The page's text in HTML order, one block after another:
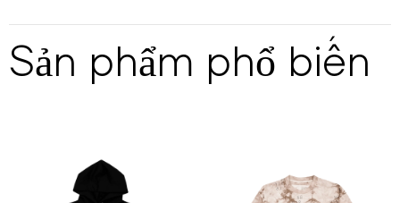
Sản phẩm phổ biến